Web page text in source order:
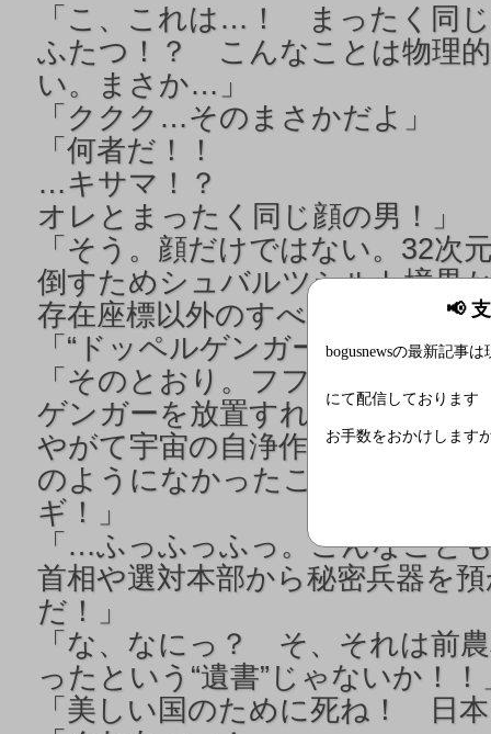
📢
bogusnewsの最新記事は
にて配信しております
お手数をおかけします
「 こ、これは…！ まったく同じ
ふたつ！？ こんなことは物理
い。まさか…」
「 ククク…そのまさかだよ」
「 何者だ！！
…キサマ！？
オレとまったく同じ顔の男！」
「 そう。顔だけではない。32次
倒すためシュバルツシルト境界
存在座標以外のすべてが同一の
「 “ドッペルゲンガー”か！！」
「 そのとおり。フフフ…どうす
ゲンガーを放置すれば時空の矛
やがて宇宙の自浄作用で貴様の
のようになかったことにされて
ギ！」
「 …ふっふっふっ。こんなこと
首相や選対本部から秘密兵器を
だ！」
「 な、なにっ？ そ、それは前
ったという“遺書”じゃないか！！
「 美しい国のために死ね！ 日本